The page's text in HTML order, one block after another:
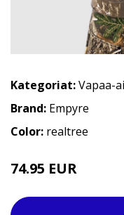
Kategoriat:Vapaa-
Brand: Empyre
Color: realtree
74.95 EUR